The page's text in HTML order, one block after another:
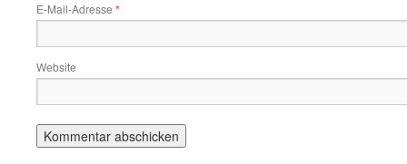
E-Mail-Adresse *
Website